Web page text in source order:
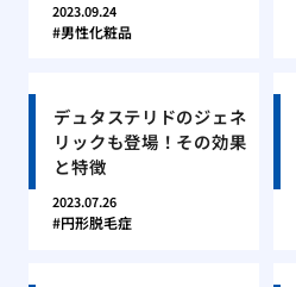
2023.09.24
男性化粧品
デュタステリドのジェネ
リックも登場！その効果
と特徴
2023.07.26
円形脱毛症